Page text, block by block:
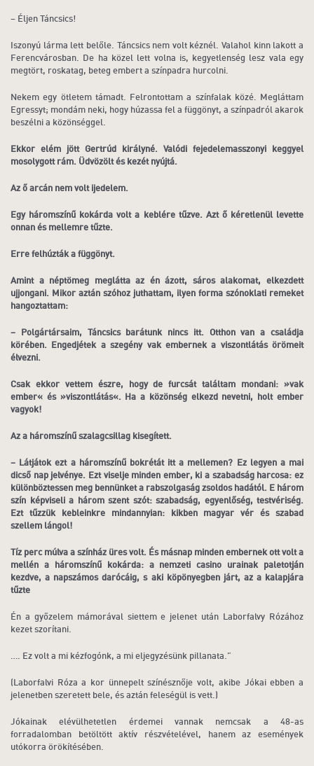
– Éljen Táncsics!
Iszonyú lárma lett belőle. Táncsics nem volt kéznél. Valahol kinn lakott a
Ferencvárosban. De ha közel lett volna is, kegyetlenség lesz vala egy
megtört, roskatag, beteg embert a színpadra hurcolni.
Nekem egy ötletem támadt. Felrontottam a színfalak közé. Megláttam
Egressyt; mondám neki, hogy húzassa fel a függönyt, a színpadról akarok
beszélni a közönséggel.
Ekkor elém jött Gertrúd királyné. Valódi fejedelemasszonyi keggyel
mosolygott rám. Üdvözölt és kezét nyújtá.
Az ő arcán nem volt ijedelem.
Egy háromszínű kokárda volt a keblére tűzve. Azt ő kéretlenül levette
onnan és mellemre tűzte.
Erre felhúzták a függönyt.
Amint a néptömeg meglátta az én ázott, sáros alakomat, elkezdett
ujjongani. Mikor aztán szóhoz juthattam, ilyen forma szónoklati remeket
hangoztattam:
– Polgártársaim, Táncsics barátunk nincs itt. Otthon van a családja
körében. Engedjétek a szegény vak embernek a viszontlátás örömeit
élvezni.
Csak ekkor vettem észre, hogy de furcsát találtam mondani: »vak
ember« és »viszontlátás«. Ha a közönség elkezd nevetni, holt ember
vagyok!
Az a háromszínű szalagcsillag kisegített.
– Látjátok ezt a háromszínű bokrétát itt a mellemen? Ez legyen a mai
dicső nap jelvénye. Ezt viselje minden ember, ki a szabadság harcosa: ez
különböztessen meg bennünket a rabszolgaság zsoldos hadától. E három
szín képviseli a három szent szót: szabadság, egyenlőség, testvériség.
Ezt tűzzük kebleinkre mindannyian: kikben magyar vér és szabad
szellem lángol!
Tíz perc múlva a színház üres volt. És másnap minden embernek ott volt a
mellén a háromszínű kokárda: a nemzeti casino urainak paletotján
kezdve, a napszámos darócáig, s aki köpönyegben járt, az a kalapjára
tűzte
Én a győzelem mámorával siettem e jelenet után Laborfalvy Rózához
kezet szorítani.
…. Ez volt a mi kézfogónk, a mi eljegyzésünk pillanata.”
(Laborfalvi Róza a kor ünnepelt színésznője volt, akibe Jókai ebben a
jelenetben szeretett bele, és aztán feleségül is vett.)
Jókainak elévülhetetlen érdemei vannak nemcsak a 48-as
forradalomban betöltött aktív részvételével, hanem az események
utókorra örökítésében.